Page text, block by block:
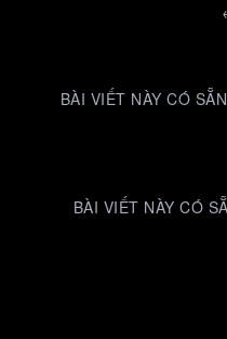
BÀI VIẾT NÀY CÓ
BÀI VIẾT NÀY CÓ